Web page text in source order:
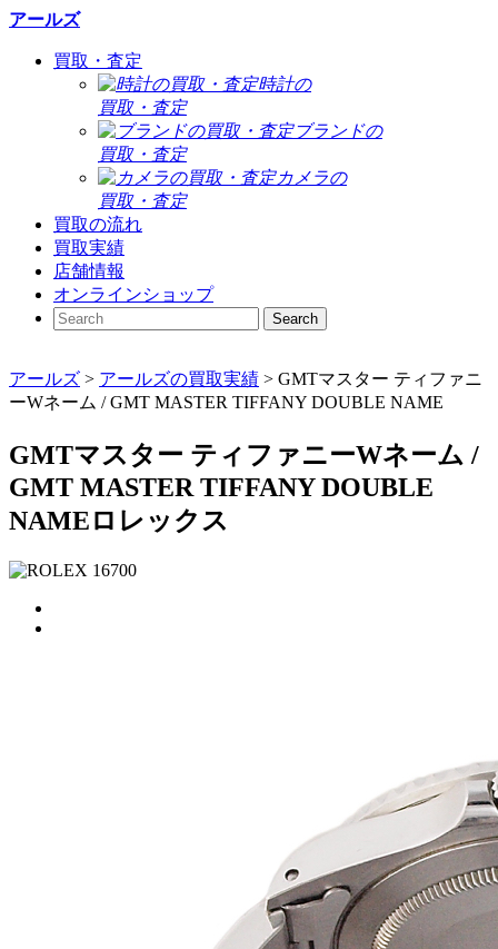
アールズ
買取・査定
時計の
買取・査定
ブランドの
買取・査定
カメラの
買取・査定
買取の流れ
買取実績
店舗情報
オンラインショップ
アールズ > アールズの買取実績 > GMTマスター ティファニ
ーWネーム / GMT MASTER TIFFANY DOUBLE NAME
GMTマスター ティファニーWネーム /
GMT MASTER TIFFANY DOUBLE
NAMEロレックス